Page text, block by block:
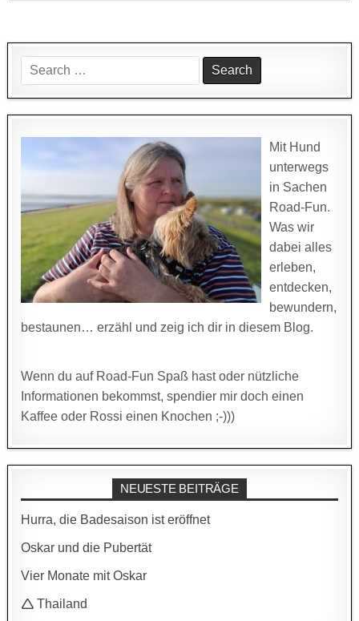
Search
for:
Mit Hund
unterwegs
in Sachen
Road-Fun.
Was wir
dabei alles
erleben,
entdecken,
bewundern,
bestaunen… erzähl und zeig ich dir in diesem Blog.
Wenn du auf Road-Fun Spaß hast oder nützliche
Informationen bekommst, spendier mir doch einen
Kaffee oder Rossi einen Knochen ;-)))
NEUESTE BEITRÄGE
Hurra, die Badesaison ist eröffnet
Oskar und die Pubertät
Vier Monate mit Oskar
🛆 Thailand